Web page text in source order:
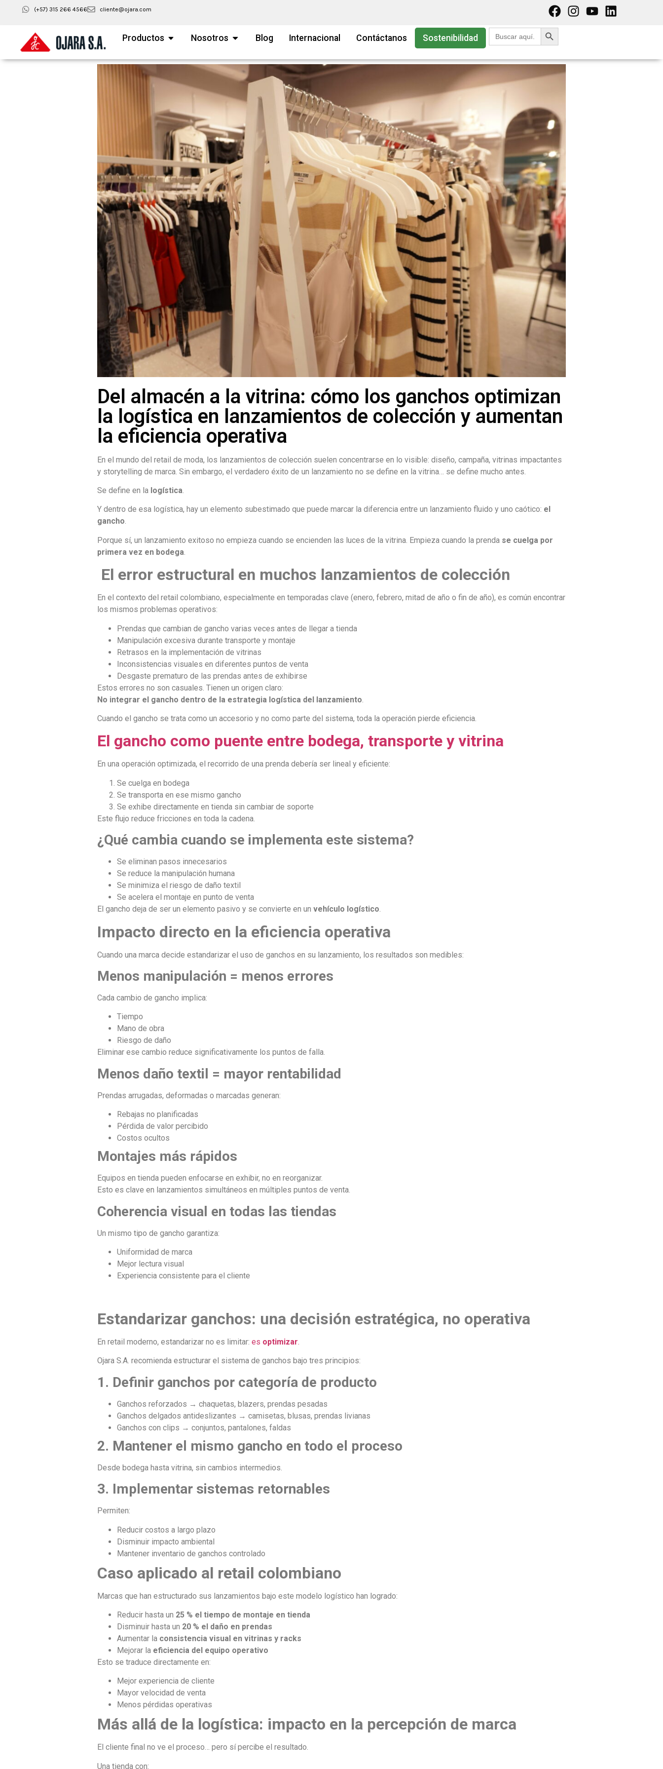
(+57) 315 266 4566 cliente@ojara.com
Productos Nosotros Blog Internacional Contáctanos Sostenibilidad
Buscar: Botón de búsqueda
Del almacén a la vitrina: cómo los ganchos optimizan
la logística en lanzamientos de colección y aumentan
la eficiencia operativa
En el mundo del retail de moda, los lanzamientos de colección suelen concentrarse en lo visible: diseño, campaña, vitrinas impactantes
y storytelling de marca. Sin embargo, el verdadero éxito de un lanzamiento no se define en la vitrina… se define mucho antes.
Se define en la logística.
Y dentro de esa logística, hay un elemento subestimado que puede marcar la diferencia entre un lanzamiento fluido y uno caótico: el
gancho.
Porque sí, un lanzamiento exitoso no empieza cuando se encienden las luces de la vitrina. Empieza cuando la prenda se cuelga por
primera vez en bodega.
El error estructural en muchos lanzamientos de colección
En el contexto del retail colombiano, especialmente en temporadas clave (enero, febrero, mitad de año o fin de año), es común encontrar
los mismos problemas operativos:
Prendas que cambian de gancho varias veces antes de llegar a tienda
Manipulación excesiva durante transporte y montaje
Retrasos en la implementación de vitrinas
Inconsistencias visuales en diferentes puntos de venta
Desgaste prematuro de las prendas antes de exhibirse
Estos errores no son casuales. Tienen un origen claro:
No integrar el gancho dentro de la estrategia logística del lanzamiento
Cuando el gancho se trata como un accesorio y no como parte del sistema, toda la operación pierde eficiencia.
El gancho como puente entre bodega, transporte y vitrina
En una operación optimizada, el recorrido de una prenda debería ser lineal y eficiente:
Se cuelga en bodega
Se transporta en ese mismo gancho
Se exhibe directamente en tienda sin cambiar de soporte
Este flujo reduce fricciones en toda la cadena.
¿Qué cambia cuando se implementa este sistema?
Se eliminan pasos innecesarios
Se reduce la manipulación humana
Se minimiza el riesgo de daño textil
Se acelera el montaje en punto de venta
El gancho deja de ser un elemento pasivo y se convierte en un vehículo logístico.
Impacto directo en la eficiencia operativa
Cuando una marca decide estandarizar el uso de ganchos en su lanzamiento, los resultados son medibles:
Menos manipulación = menos errores
Cada cambio de gancho implica:
Tiempo
Mano de obra
Riesgo de daño
Eliminar ese cambio reduce significativamente los puntos de falla.
Menos daño textil = mayor rentabilidad
Prendas arrugadas, deformadas o marcadas generan:
Rebajas no planificadas
Pérdida de valor percibido
Costos ocultos
Montajes más rápidos
Equipos en tienda pueden enfocarse en exhibir, no en reorganizar.
Esto es clave en lanzamientos simultáneos en múltiples puntos de venta.
Coherencia visual en todas las tiendas
Un mismo tipo de gancho garantiza:
Uniformidad de marca
Mejor lectura visual
Experiencia consistente para el cliente
Estandarizar ganchos: una decisión estratégica, no operativa
En retail moderno, estandarizar no es limitar: es optimizar.
Ojara S.A. recomienda estructurar el sistema de ganchos bajo tres principios:
1. Definir ganchos por categoría de producto
Ganchos reforzados → chaquetas, blazers, prendas pesadas
Ganchos delgados antideslizantes → camisetas, blusas, prendas livianas
Ganchos con clips → conjuntos, pantalones, faldas
2. Mantener el mismo gancho en todo el proceso
Desde bodega hasta vitrina, sin cambios intermedios.
3. Implementar sistemas retornables
Permiten:
Reducir costos a largo plazo
Disminuir impacto ambiental
Mantener inventario de ganchos controlado
Caso aplicado al retail colombiano
Marcas que han estructurado sus lanzamientos bajo este modelo logístico han logrado:
Reducir hasta un 25 % el tiempo de montaje en tienda
Disminuir hasta un 20 % el daño en prendas
Aumentar la consistencia visual en vitrinas y racks
Mejorar la eficiencia del equipo operativo
Esto se traduce directamente en:
Mejor experiencia de cliente
Mayor velocidad de venta
Menos pérdidas operativas
Más allá de la logística: impacto en la percepción de marca
El cliente final no ve el proceso… pero sí percibe el resultado.
Una tienda con: